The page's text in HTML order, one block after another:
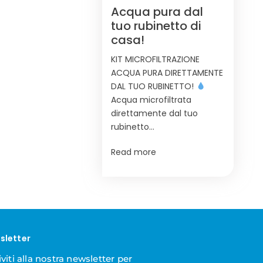
Acqua pura dal
tuo rubinetto di
casa!
KIT MICROFILTRAZIONE
ACQUA PURA DIRETTAMENTE
DAL TUO RUBINETTO!
Acqua microfiltrata
direttamente dal tuo
rubinetto…
Read more
alla nostra newsletter per